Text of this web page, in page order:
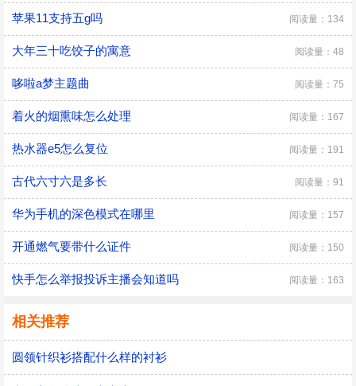
苹果11支持五g吗 阅读量：134
大年三十吃饺子的寓意 阅读量：48
哆啦a梦主题曲 阅读量：75
着火的烟熏味怎么处理 阅读量：167
热水器e5怎么复位 阅读量：191
古代六寸六是多长 阅读量：91
华为手机的深色模式在哪里 阅读量：157
开通燃气要带什么证件 阅读量：150
快手怎么举报投诉主播会知道吗 阅读量：163
相关推荐
圆领针织衫搭配什么样的衬衫